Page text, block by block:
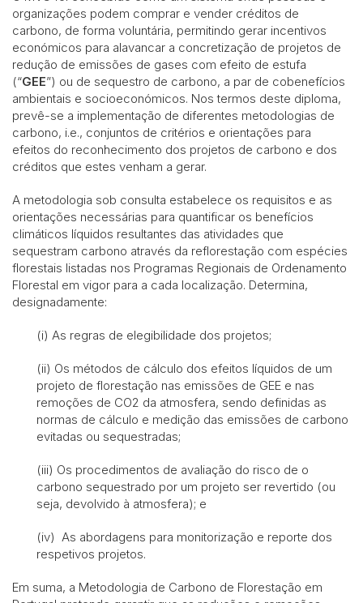
organizações podem comprar e vender créditos de
carbono, de forma voluntária, permitindo gerar incentivos
económicos para alavancar a concretização de projetos de
redução de emissões de gases com efeito de estufa
(“GEE”) ou de sequestro de carbono, a par de cobenefícios
ambientais e socioeconómicos. Nos termos deste diploma,
prevê-se a implementação de diferentes metodologias de
carbono, i.e., conjuntos de critérios e orientações para
efeitos do reconhecimento dos projetos de carbono e dos
créditos que estes venham a gerar.
A metodologia sob consulta estabelece os requisitos e as
orientações necessárias para quantificar os benefícios
climáticos líquidos resultantes das atividades que
sequestram carbono através da reflorestação com espécies
florestais listadas nos Programas Regionais de Ordenamento
Florestal em vigor para a cada localização. Determina,
designadamente:
(i) As regras de elegibilidade dos projetos;
(ii) Os métodos de cálculo dos efeitos líquidos de um
projeto de florestação nas emissões de GEE e nas
remoções de CO2 da atmosfera, sendo definidas as
normas de cálculo e medição das emissões de carbono
evitadas ou sequestradas;
(iii) Os procedimentos de avaliação do risco de o
carbono sequestrado por um projeto ser revertido (ou
seja, devolvido à atmosfera); e
(iv) As abordagens para monitorização e reporte dos
respetivos projetos.
Em suma, a Metodologia de Carbono de Florestação em